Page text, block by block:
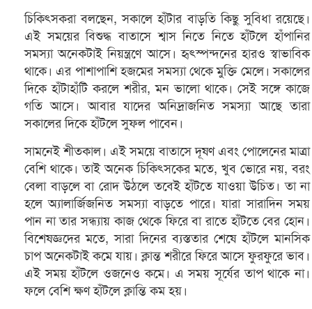
চিকিৎসকরা বলছেন, সকালে হাঁটার বাড়তি কিছু সুবিধা রয়েছে।
এই সময়ের বিশুদ্ধ বাতাসে শ্বাস নিতে নিতে হাঁটলে হাঁপানির
সমস্যা অনেকটাই নিয়ন্ত্রণে আসে। হৃৎস্পন্দনের হারও স্বাভাবিক
থাকে। এর পাশাপাশি হজমের সমস্যা থেকে মুক্তি মেলে। সকালের
দিকে হাঁটাহাঁটি করলে শরীর, মন ভালো থাকে। সেই সঙ্গে কাজে
গতি আসে। আবার যাদের অনিদ্রাজনিত সমস্যা আছে তারা
সকালের দিকে হাঁটলে সুফল পাবেন।
সামনেই শীতকাল। এই সময়ে বাতাসে দূষণ এবং পোলেনের মাত্রা
বেশি থাকে। তাই অনেক চিকিৎসকের মতে, খুব ভোরে নয়, বরং
বেলা বাড়লে বা রোদ উঠলে তবেই হাঁটতে যাওয়া উচিত। তা না
হলে অ্যালার্জিজনিত সমস্যা বাড়তে পারে। যারা সারাদিন সময়
পান না তার সন্ধ্যায় কাজ থেকে ফিরে বা রাতে হাঁটতে বের হোন।
বিশেষজ্ঞদের মতে, সারা দিনের ব্যস্ততার শেষে হাঁটলে মানসিক
চাপ অনেকটাই কমে যায়। ক্লান্ত শরীরে ফিরে আসে ফুরফুরে ভাব।
এই সময় হাঁটলে ওজনেও কমে। এ সময় সূর্যের তাপ থাকে না।
ফলে বেশি ক্ষণ হাঁটলে ক্লান্তি কম হয়।